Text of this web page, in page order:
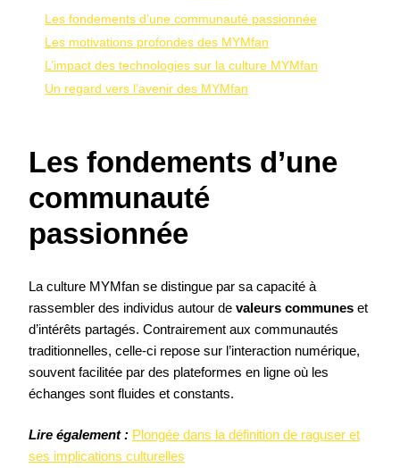
Les fondements d’une communauté passionnée
Les motivations profondes des MYMfan
L’impact des technologies sur la culture MYMfan
Un regard vers l’avenir des MYMfan
Les fondements d’une
communauté
passionnée
La culture MYMfan se distingue par sa capacité à
rassembler des individus autour de valeurs communes et
d’intérêts partagés. Contrairement aux communautés
traditionnelles, celle-ci repose sur l’interaction numérique,
souvent facilitée par des plateformes en ligne où les
échanges sont fluides et constants.
Lire également : Plongée dans la définition de raguser et
ses implications culturelles